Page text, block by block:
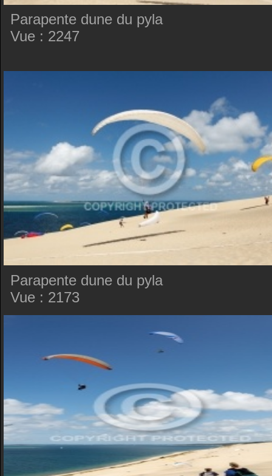
Parapente dune du pyla
Vue : 2247
Parapente dune du pyla
Vue : 2173